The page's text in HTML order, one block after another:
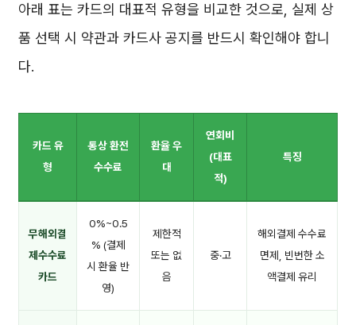
아래 표는 카드의 대표적 유형을 비교한 것으로, 실제 상
품 선택 시 약관과 카드사 공지를 반드시 확인해야 합니
다.
카드 유
형
통상 환전
수수료
환율 우
대
연회비
(대표
적)
특징
무해외결
제수수료
카드
0%~0.5
% (결제
시 환율 반
영)
제한적
또는 없
음
중·고
해외결제 수수료
면제, 빈번한 소
액결제 유리